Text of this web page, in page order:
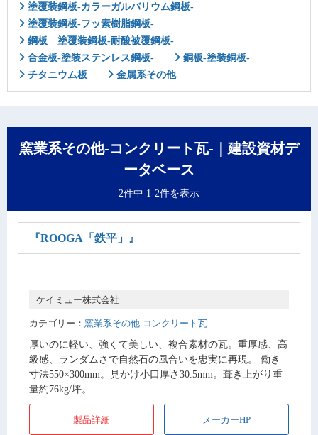
塗覆装鋼板-カラーガルバリウム鋼板-
塗覆装鋼板-フッ素樹脂鋼板-
鋼板 塗覆装鋼板-耐酸被覆鋼板-
合金板-塗装ステンレス鋼板-
銅板-塗装銅板-
チタニウム板
金属系その他
窯業系その他-コンクリート瓦-｜建設資材デ
ータベース
2件中 1-2件を表示
『ROOGA「鉄平」』
ケイミュー株式会社
カテゴリー： 窯業系その他-コンクリート瓦-
厚いのに軽い、強くて美しい、複合素材の瓦。重厚感、高
級感、ランダムさで自然石の風合いを忠実に再現。 働き
寸法550×300mm。見かけ小口厚さ30.5mm。葺き上がり重
量約76kg/坪。
製品詳細 メーカーHP